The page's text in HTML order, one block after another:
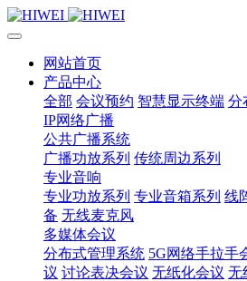
网站首页
产品中心
全部 会议预约 智慧显示终端 分
IP网络广播
公共广播系统
广播功放系列 传统周边系列
专业音响
专业功放系列 专业音箱系列 线
备 无线麦克风
多媒体会议
分布式管理系统 5G网络手拉手
议 讨论表决会议 无纸化会议 无